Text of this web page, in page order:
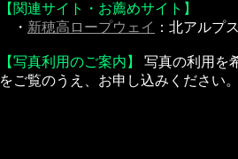
【関連サイト・お薦めサイト】
・ 新穂高ロープウェイ ：北アルプ
【写真利用のご案内】
写真の利用を
をご覧のうえ、お申し込みください